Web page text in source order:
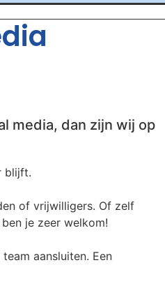
media, dan zijn wij op
blijft.
of vrijwilligers. Of zelf
je zeer welkom!
aansluiten. Een